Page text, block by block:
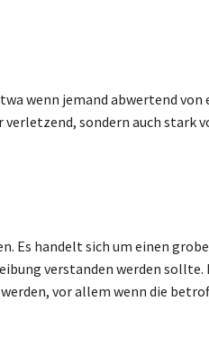
wenn jemand abwertend von
sondern auch stark
Es handelt sich um einen
verstanden werden sollte.
vor allem wenn die